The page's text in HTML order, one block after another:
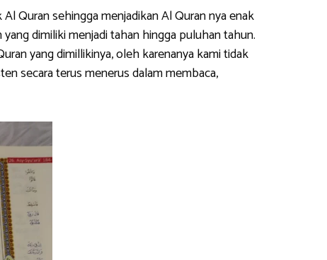
Quran sehingga menjadikan Al Quran nya enak
dimiliki menjadi tahan hingga puluhan tahun.
yang dimillikinya, oleh karenanya kami tidak
secara terus menerus dalam membaca,